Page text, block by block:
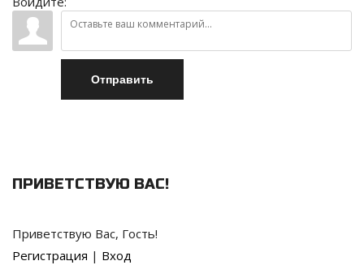
Отправить
ПРИВЕТСТВУЮ ВАС!
Приветствую Вас, Гость!
Регистрация | Вход